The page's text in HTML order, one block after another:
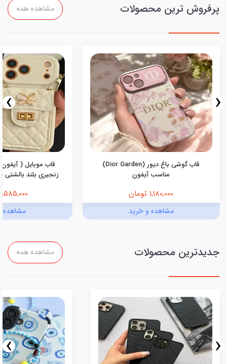
پرفروش ترین محصولات مشاهده همه
قاب گوشی باغ دیور (Dior Garden)
مناسب آیفون
1,180,000 تومان
مشاهده و خرید
قاب موبایل (
زنجیری بلند بالشتی
1,585,000 تومان
مشاهده
‹
›
جدیدترین محصولات مشاهده همه
‹
›